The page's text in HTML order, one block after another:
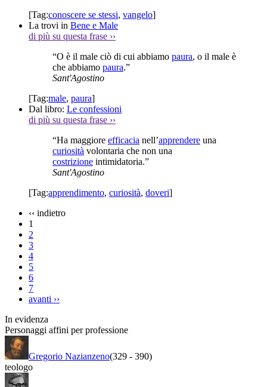
[Tag:conoscere se stessi, vangelo]
La trovi in Bene e Male
di più su questa frase ››
“O è il male ciò di cui abbiamo paura, o il male è
che abbiamo paura.”
Sant'Agostino
[Tag:male, paura]
Dal libro: Le confessioni
di più su questa frase ››
“Ha maggiore efficacia nell’apprendere una
curiosità volontaria che non una
costrizione intimidatoria.”
Sant'Agostino
[Tag:apprendimento, curiosità, doveri]
‹‹ indietro
1
2
3
4
5
6
7
avanti ››
In evidenza
Personaggi affini per professione
Gregorio Nazianzeno(329 - 390)
teologo